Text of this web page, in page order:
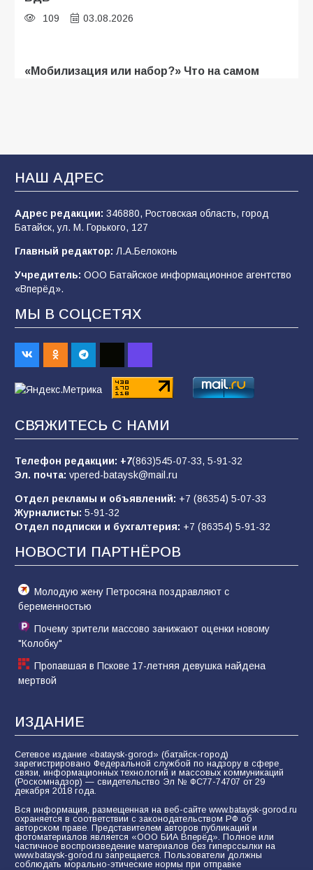
109 03.08.2026
«Мобилизация или набор?» Что на самом
В Батайске продолжаются дорожные работы
106 04.08.2026
после выборов: в Госдуме дали ответ
105 06.08.2026
В детском саду № 35 дети освоили
строительные профессии в ходе
спортивного праздника
07.08.2026
«Слухами Москву не возьмёшь»: почему
заявления Киева о мобилизации — это
отчаяние, а не разведка
83 02.08.2026
Батайчане вышли в финал Всероссийского
конкурса «Большая перемена»
61 04.08.2026
НАШ АДРЕС
Адрес редакции: 346880, Ростовская область, город
Батайск, ул. М. Горького, 127
Главный редактор: Л.А.Белоконь
Учредитель: ООО Батайское информационное агентство
«Вперёд».
МЫ В СОЦСЕТЯХ
СВЯЖИТЕСЬ С НАМИ
Телефон редакции: +7(863)545-07-33, 5-91-32
Эл. почта: vpered-bataysk@mail.ru
Отдел рекламы и объявлений: +7 (86354) 5-07-33
Журналисты: 5-91-32
Отдел подписки и бухгалтерия: +7 (86354) 5-91-32
НОВОСТИ ПАРТНЁРОВ
Молодую жену Петросяна поздравляют с
беременностью
Почему зрители массово занижают оценки новому
"Колобку"
Пропавшая в Пскове 17-летняя девушка найдена
мертвой
ИЗДАНИЕ
Сетевое издание «bataysk-gorod» (батайск-город)
зарегистрировано Федеральной службой по надзору в сфере
связи, информационных технологий и массовых коммуникаций
(Роскомнадзор) — свидетельство Эл № ФС77-74707 от 29
декабря 2018 года.
Вся информация, размещенная на веб-сайте www.bataysk-gorod.ru
охраняется в соответствии с законодательством РФ об
авторском праве. Представителем авторов публикаций и
фотоматериалов является «ООО БИА Вперёд». Полное или
частичное воспроизведение материалов без гиперссылки на
www.bataysk-gorod.ru запрещается. Пользователи должны
соблюдать морально-этические нормы при отправке